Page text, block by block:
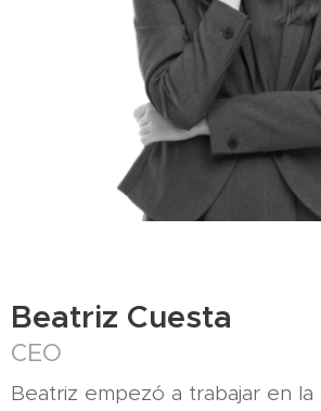
Beatriz Cuesta
CEO
Beatriz empezó a trabajar en